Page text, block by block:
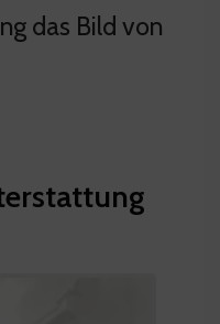
das Bild von